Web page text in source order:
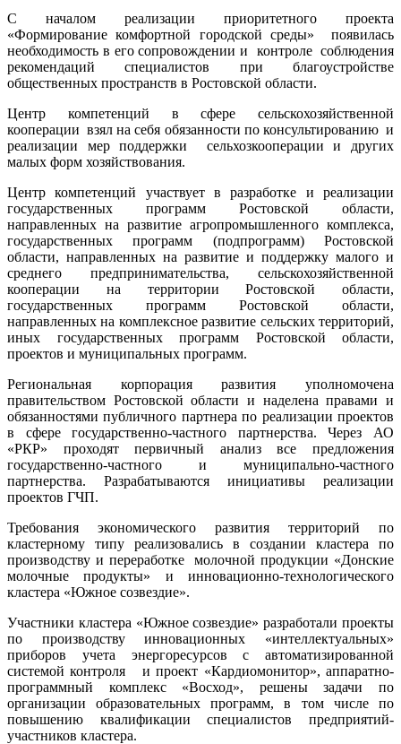
С началом реализации приоритетного проекта
«Формирование комфортной городской среды» появилась
необходимость в его сопровождении и контроле соблюдения
рекомендаций специалистов при благоустройстве
общественных пространств в Ростовской области.
Центр компетенций в сфере сельскохозяйственной
кооперации взял на себя обязанности по консультированию и
реализации мер поддержки сельхозкооперации и других
малых форм хозяйствования.
Центр компетенций участвует в разработке и реализации
государственных программ Ростовской области,
направленных на развитие агропромышленного комплекса,
государственных программ (подпрограмм) Ростовской
области, направленных на развитие и поддержку малого и
среднего предпринимательства, сельскохозяйственной
кооперации на территории Ростовской области,
государственных программ Ростовской области,
направленных на комплексное развитие сельских территорий,
иных государственных программ Ростовской области,
проектов и муниципальных программ.
Региональная корпорация развития уполномочена
правительством Ростовской области и наделена правами и
обязанностями публичного партнера по реализации проектов
в сфере государственно-частного партнерства. Через АО
«РКР» проходят первичный анализ все предложения
государственно-частного и муниципально-частного
партнерства. Разрабатываются инициативы реализации
проектов ГЧП.
Требования экономического развития территорий по
кластерному типу реализовались в создании кластера по
производству и переработке молочной продукции «Донские
молочные продукты» и инновационно-технологического
кластера «Южное созвездие».
Участники кластера «Южное созвездие» разработали проекты
по производству инновационных «интеллектуальных»
приборов учета энергоресурсов с автоматизированной
системой контроля и проект «Кардиомонитор», аппаратно-
программный комплекс «Восход», решены задачи по
организации образовательных программ, в том числе по
повышению квалификации специалистов предприятий-
участников кластера.